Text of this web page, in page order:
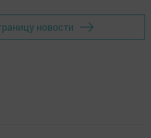
новости